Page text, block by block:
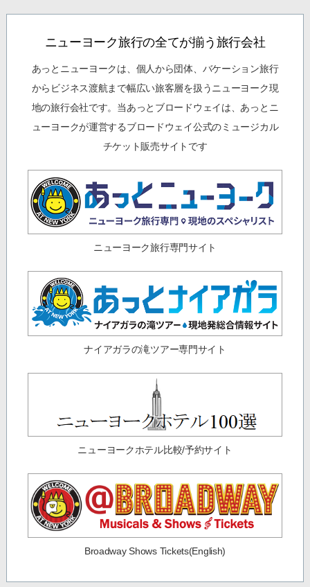
ニューヨーク旅行の全てが揃う旅行会社
あっとニューヨークは、個人から団体、バケーション旅行
からビジネス渡航まで幅広い旅客層を扱うニューヨーク現
地の旅行会社です。当あっとブロードウェイは、あっとニ
ューヨークが運営するブロードウェイ公式のミュージカル
チケット販売サイトです
ニューヨーク旅行専門サイト
ナイアガラの滝ツアー専門サイト
ニューヨークホテル比較/予約サイト
Broadway Shows Tickets(English)